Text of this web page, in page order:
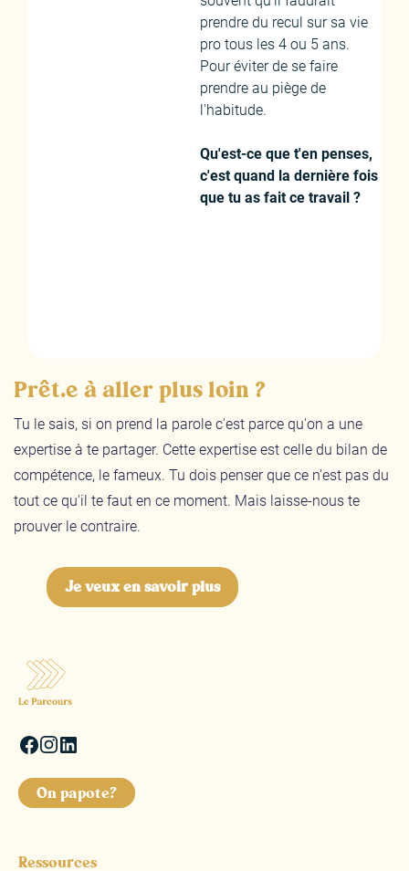
prendre du recul sur sa vie
pro tous les 4 ou 5 ans.
Pour éviter de se faire
prendre au piège de
l'habitude.
Qu'est-ce que t'en penses,
c'est quand la dernière fois
que tu as fait ce travail ?
Prêt.e à aller plus loin ?
Tu le sais, si on prend la parole c'est parce qu'on a une
expertise à te partager. Cette expertise est celle du bilan de
compétence, le fameux. Tu dois penser que ce n'est pas du
tout ce qu'il te faut en ce moment. Mais laisse-nous te
prouver le contraire.
Je veux en savoir plus
On papote?
Ressources